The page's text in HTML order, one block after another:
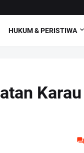
HUKUM & PERISTIWA
Karau